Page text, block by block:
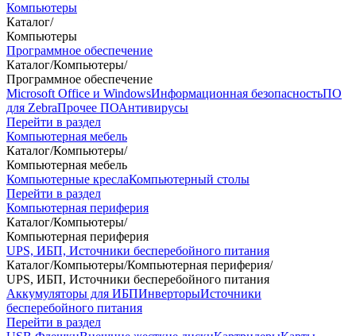
Компьютеры
Каталог/
Компьютеры
Программное обеспечение
Каталог/Компьютеры/
Программное обеспечение
Microsoft Office и WindowsИнформационная безопасностьПО
для ZebraПрочее ПОАнтивирусы
Перейти в раздел
Компьютерная мебель
Каталог/Компьютеры/
Компьютерная мебель
Компьютерные креслаКомпьютерный столы
Перейти в раздел
Компьютерная периферия
Каталог/Компьютеры/
Компьютерная периферия
UPS, ИБП, Источники бесперебойного питания
Каталог/Компьютеры/Компьютерная периферия/
UPS, ИБП, Источники бесперебойного питания
Аккумуляторы для ИБПИнверторыИсточники
бесперебойного питания
Перейти в раздел